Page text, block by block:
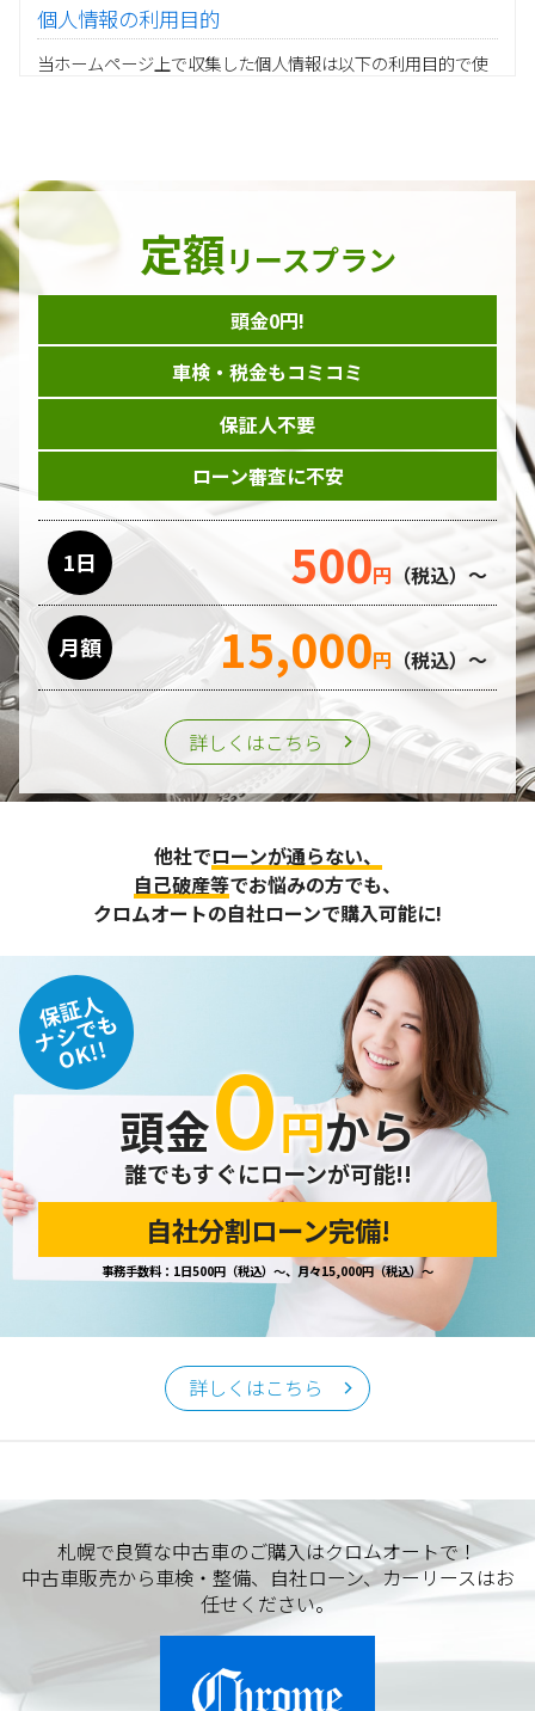
個人情報の利用目的
当ホームページ上で収集した個人情報は以下の利用目的で使
当グループの業務に従事する協力会社様担当者の識別
当グループ内で共同利用する人事関連システムの運用
ダイレクトメール等を利用したアンケート・キャンペーン
などの意見・情報の調査
当ホームページはサービスに関するお問い合わせやご質問、
資料のご請求や各サービス等のお申し込みなど、当ホームペ
ージのサービス提供過程で、氏名、連絡先、勤務先等の個人
情報を書面、電子媒体、ウェブ等を介して収集致します。
委託先の管理･監督
利用目的の遂行のために業務を委託する場合、個人情報の取
り扱いに関する委託先の適正な管理・監督をおこないます。
第三者への提供
個人情報は、ご本人の同意を得た場合または法令の定めがあ
る場合を除き、第三者に提供することはいたしません。
個人情報の管理
失、破壊、改ざん及び漏えいなどに対する予防ならびに是正
に努め、合理的な安全対策を講じます。
また、個人情報保護に関する法令およびその他の規範を遵守
するとともに、この方針に基づく個人情報保護規程や体制を
定め、その内容を継続的に見直し、改善に努めます。
個人情報の訂正･削除・開示
ご本人から、登録されている個人情報について訂正・削除・
開示の請求があった場合は、迅速に対応いたします。
当ホームページが保有する個人情報の取り扱い、および訂
正・削除・開示等に関するお問い合わせ先は、以下の通りで
個人情報保護担当窓口
当社の「個人情報の取扱い」に関するお問い合わせは、下記
クロムオート
〒002-0865 札幌市北区屯田町740
TEL／011-790-7766FAX／011-790-6818
E-mail：info@chromeauto.co.jp
定額リースプラン
頭金0円!
車検・税金もコミコミ
保証人不要
ローン審査に不安
1日 500円 （税込）～
月額 15,000円 （税込）～
詳しくはこちら
他社でローンが通らない、
自己破産等でお悩みの方でも、
クロムオートの自社ローンで購入可能に!
保証人
ナシでも
OK!!
頭金０円から
誰でもすぐにローンが可能!!
自社分割ローン完備!
事務手数料：1日500円（税込）～、月々15,000円（税込）～
詳しくはこちら
札幌で良質な中古車のご購入はクロムオートで！
中古車販売から車検・整備、自社ローン、カーリースはお
任せください。